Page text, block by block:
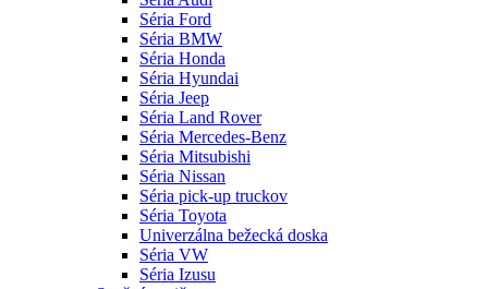
Séria Ford
Séria BMW
Séria Honda
Séria Hyundai
Séria Jeep
Séria Land Rover
Séria Mercedes-Benz
Séria Mitsubishi
Séria Nissan
Séria pick-up truckov
Séria Toyota
Univerzálna bežecká doska
Séria VW
Séria Izusu